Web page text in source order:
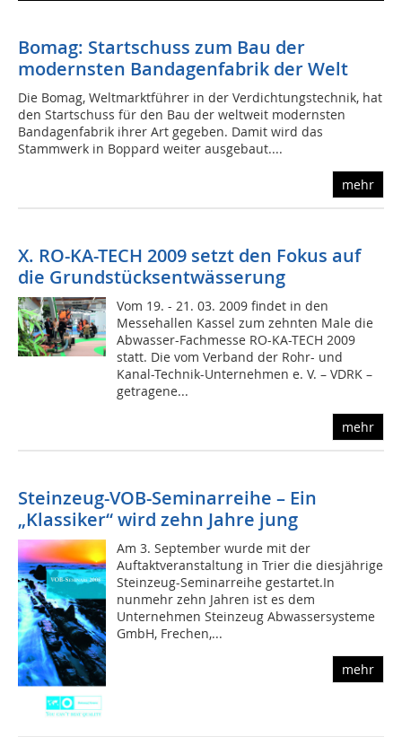
Bomag: Startschuss zum Bau der
modernsten Bandagenfabrik der Welt
Die Bomag, Weltmarktführer in der Verdichtungstechnik, hat
den Startschuss für den Bau der weltweit modernsten
Bandagenfabrik ihrer Art gegeben. Damit wird das
Stammwerk in Boppard weiter ausgebaut....
mehr
X. RO-KA-TECH 2009 setzt den Fokus auf
die Grundstücksentwässerung
Vom 19. - 21. 03. 2009 findet in den
Messehallen Kassel zum zehnten Male die
Abwasser-Fachmesse RO-KA-TECH 2009
statt. Die vom Verband der Rohr- und
Kanal-Technik-Unternehmen e. V. – VDRK –
getragene...
mehr
Steinzeug-VOB-Seminarreihe – Ein
„Klassiker“ wird zehn Jahre jung
Am 3. September wurde mit der
Auftaktveranstaltung in Trier die diesjährige
Steinzeug-Seminarreihe gestartet.In
nunmehr zehn Jahren ist es dem
Unternehmen Steinzeug Abwassersysteme
GmbH, Frechen,...
mehr